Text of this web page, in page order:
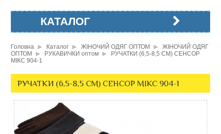
КАТАЛОГ
Головна Каталог ЖІНОЧИЙ ОДЯГ ОПТОМ
ЖІНОЧИЙ ОДЯГ
ОПТОМ
РУКАВИЧКИ оптом
РУЧАТКИ (6,5-8,5 СМ) СЕНСОР
МІКС 904-1
РУЧАТКИ (6,5-8,5 СМ) СЕНСОР МІКС 904-1